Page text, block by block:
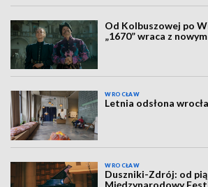
Od Kolbuszowej po
„1670” wraca z
WROCŁAW
Letnia odsłona
WROCŁAW
Duszniki-Zdrój: od
Międzynarodowy